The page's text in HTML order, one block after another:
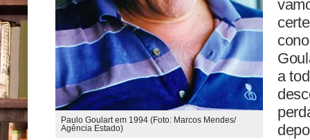
Paulo Goulart em 1994 (Foto: Marcos Mendes/
Agência Estado)
a